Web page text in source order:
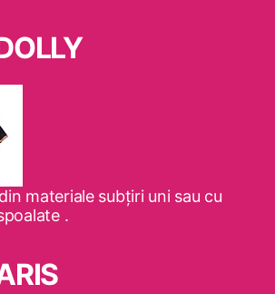
materiale subţiri uni sau cu
.